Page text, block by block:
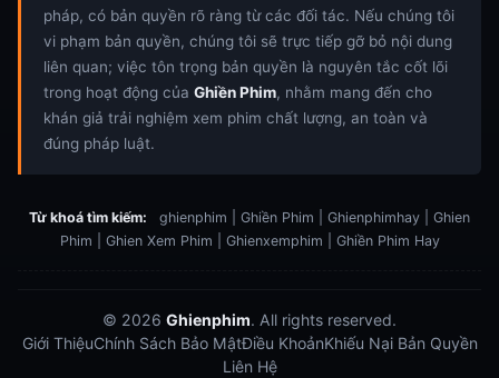
pháp, có bản quyền rõ ràng từ các đối tác. Nếu chúng tôi
vi phạm bản quyền, chúng tôi sẽ trực tiếp gỡ bỏ nội dung
liên quan; việc tôn trọng bản quyền là nguyên tắc cốt lõi
trong hoạt động của Ghiền Phim, nhằm mang đến cho
khán giả trải nghiệm xem phim chất lượng, an toàn và
đúng pháp luật.
Từ khoá tìm kiếm:
ghienphim | Ghiền Phim | Ghienphimhay | Ghien
Phim | Ghien Xem Phim | Ghienxemphim | Ghiền Phim Hay
© 2026 Ghienphim. All rights reserved.
Giới ThiệuChính Sách Bảo MậtĐiều KhoảnKhiếu Nại Bản Quyền
Liên Hệ